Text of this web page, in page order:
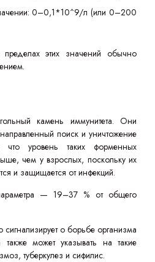
0–0,1*10^9/л (или 0–200
этих значений обычно
камень иммунитета. Они
поиск и уничтожение
что уровень таких форменных
чем у взрослых, поскольку их
и защищается от инфекций.
— 19–37 % от общего
о борьбе организма
может указывать на такие
туберкулез и сифилис.